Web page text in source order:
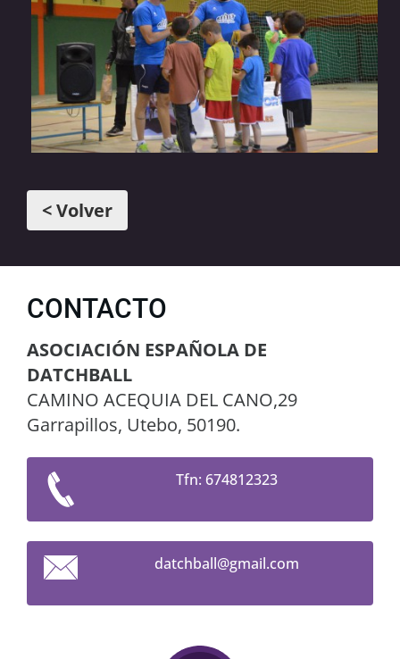
< Volver
CONTACTO
ASOCIACIÓN ESPAÑOLA DE
DATCHBALL
CAMINO ACEQUIA DEL CANO,29
Garrapillos, Utebo, 50190.
Tfn: 674812323
datchball@gmail.com